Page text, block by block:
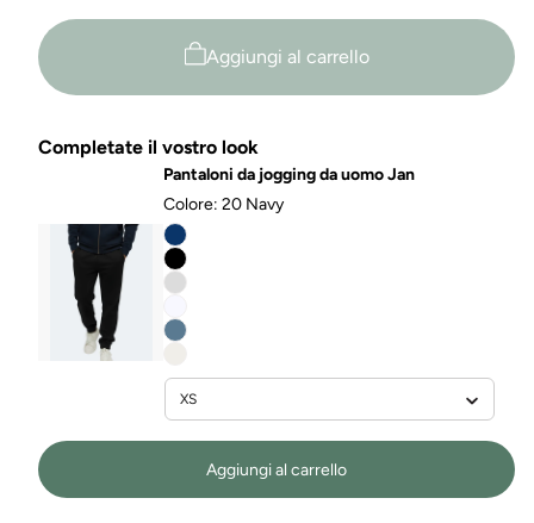
Aggiungi al carrello
Completate il vostro look
Pantaloni da jogging da uomo Jan
Colore: 20 Navy
Aggiungi al carrello